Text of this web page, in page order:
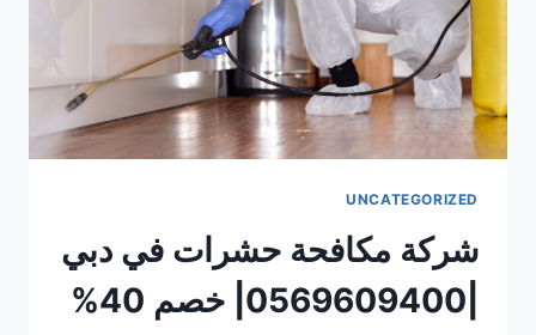
UNCATEGORIZED
شركة مكافحة حشرات في دبي